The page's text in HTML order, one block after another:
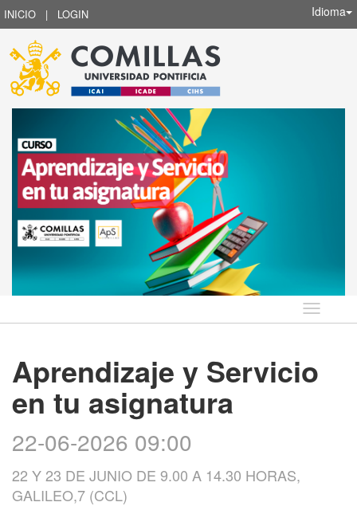
INICIO | LOGIN Idioma
Idioma
Aprendizaje y Servicio
en tu asignatura
22-06-2026 09:00
22 Y 23 DE JUNIO DE 9.00 A 14.30 HORAS,
GALILEO,7 (CCL)